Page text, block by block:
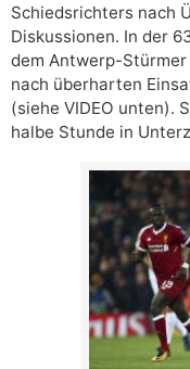
Schiedsrichters nach
Diskussionen. In der
dem Antwerp-
nach überharten
(siehe VIDEO unten).
halbe Stunde in